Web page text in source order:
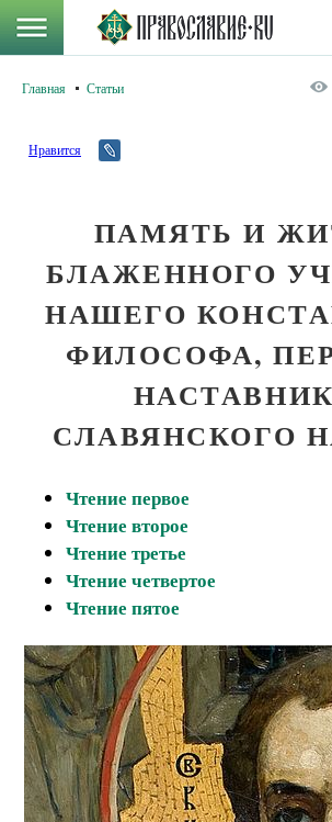
Главная Статьи
Нравится
ПАМЯТЬ И
БЛАЖЕННОГО
НАШЕГО
ФИЛОСОФА,
СЛАВЯНСКОГО
Чтение первое
Чтение второе
Чтение третье
Чтение четвертое
Чтение пятое